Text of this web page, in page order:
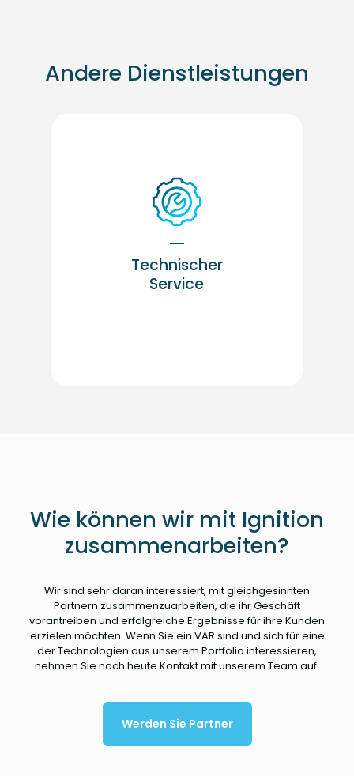
Andere Dienstleistungen
Technischer
Service
Wie können wir mit Ignition
zusammenarbeiten?
Wir sind sehr daran interessiert, mit gleichgesinnten
Partnern zusammenzuarbeiten, die ihr Geschäft
vorantreiben und erfolgreiche Ergebnisse für ihre Kunden
erzielen möchten. Wenn Sie ein VAR sind und sich für eine
der Technologien aus unserem Portfolio interessieren,
nehmen Sie noch heute Kontakt mit unserem Team auf.
Werden Sie Partner